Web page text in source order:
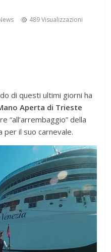
489 Visualizzazioni
di questi ultimi giorni ha
Aperta di Trieste
“all’arrembaggio” della
per il suo carnevale.